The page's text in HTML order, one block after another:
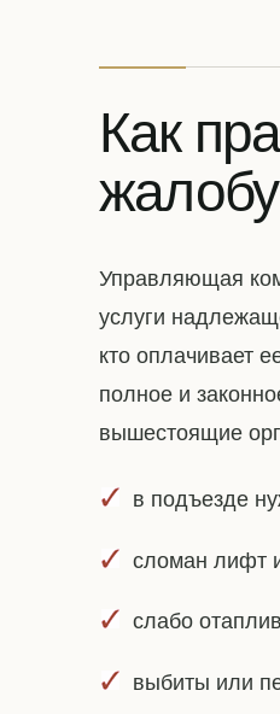
Как
Управляющая
услуги
кто оплачивает
полное и
вышестоящие
в подъезде
сломан лифт
слабо
выбиты или